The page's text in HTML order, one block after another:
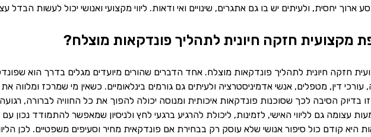
ארוך יחסית, ולעיתים יש בו גם אתגרים, שינויים ואי ודאות. ליווי מקצועי ואנושי יכול לעשות
מקצועית חזקה חיונית לתהליך פונדקאות מוצלח?
חזקה חיונית לתהליך פונדקאות מוצלח. אחד הדברים שהורים מיועדים מגלים בדרך הוא
דין, מטפלים, אנשי אדמיניסטרציה ולעיתים גם גורמים בינלאומיים. כשאין מי שמרכז
בדיוק הסיבה לכך שסוכנות פונדקאות איכותית ומנוסה יכולה להפוך את כל החוויה לברורה,
עצומה גם לליווי האישי, לזמינות, ליכולת להרגיע ברגעי לחץ ולניסיון שמאפשר להתמודד נכון
היא קודם כול סיפור אנושי שלא עוסק רק בבחירת אם פונדקאית מחיר וסעיפים משפטיים. לכן